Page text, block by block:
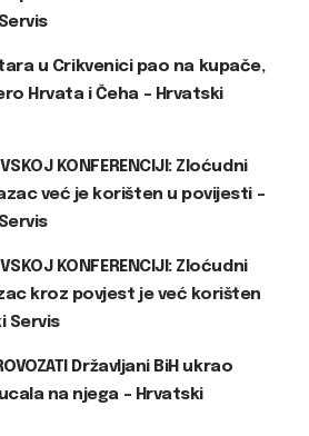
u Crikvenici pao na kupače,
Hrvata i Čeha – Hrvatski
KONFERENCIJI: Zloćudni
već je korišten u povijesti –
KONFERENCIJI: Zloćudni
kroz povjest je već korišten
Servis
Državljani BiH ukrao
na njega – Hrvatski